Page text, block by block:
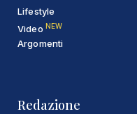
Lifestyle
Video NEW
Argomenti
Redazione